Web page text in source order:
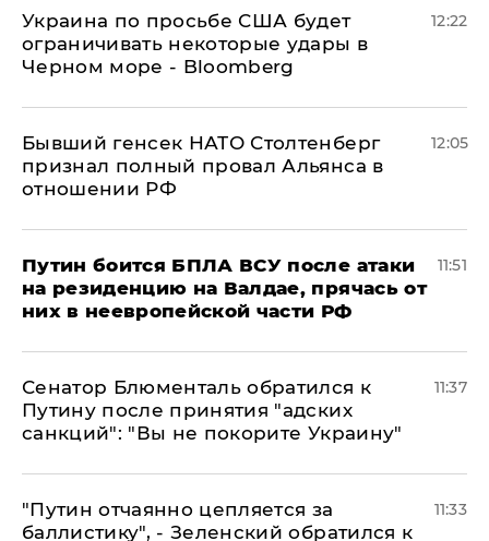
Украина по просьбе США будет
ограничивать некоторые удары в
Черном море - Bloomberg
12:22
Бывший генсек НАТО Столтенберг
признал полный провал Альянса в
отношении РФ
12:05
Путин боится БПЛА ВСУ после атаки
на резиденцию на Валдае, прячась от
них в неевропейской части РФ
11:51
Сенатор Блюменталь обратился к
Путину после принятия "адских
санкций": "Вы не покорите Украину"
11:37
"Путин отчаянно цепляется за
баллистику", - Зеленский обратился к
11:33